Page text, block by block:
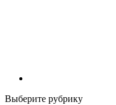
Выберите рубрику